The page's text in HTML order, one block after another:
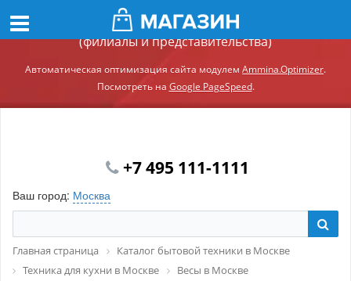
Демонстрационный сайт модуля Ammina.Регионы
(филиалы и представительства)
Автоматическая оптимизация сайта модулем Ammina.Optimizer.
Посмотреть на Google PageSpeed.
+7 495 111-1111
Ваш город: Москва
Главная страница
Каталог бытовой техники в Москве
Техника для кухни в Москве
Весы в Москве